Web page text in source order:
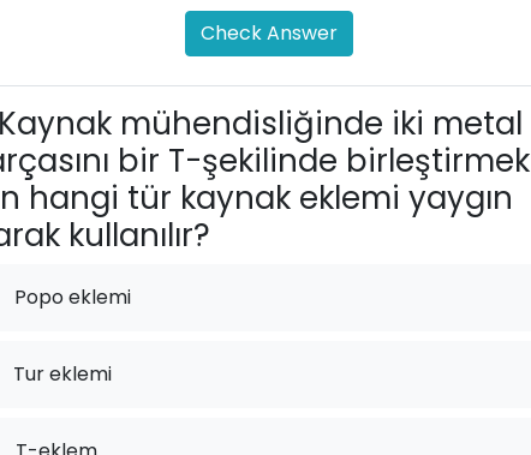
Check Answer
Kaynak mühendisliğinde iki metal
bir T-şekilinde birleştirmek
hangi tür kaynak eklemi yaygın
kullanılır?
Popo eklemi
Tur eklemi